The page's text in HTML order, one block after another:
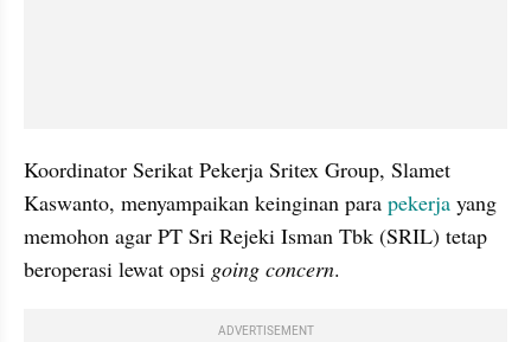
Koordinator Serikat Pekerja Sritex Group, Slamet
Kaswanto, menyampaikan keinginan para pekerja yang
memohon agar PT Sri Rejeki Isman Tbk (SRIL) tetap
beroperasi lewat opsi going concern.
ADVERTISEMENT